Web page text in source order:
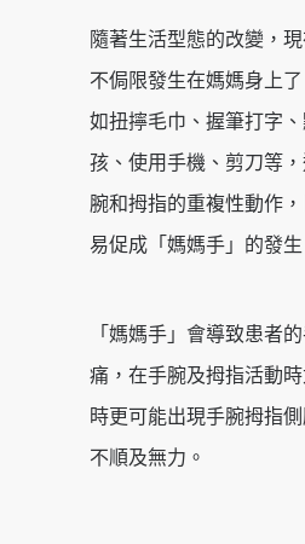
隨著生活型態的改變，
不侷限發生在媽媽身上
如扭擰毛巾、握筆打字
孩、使用手機、剪刀等
腕和拇指的重複性動作
易促成「媽媽手」的發生
「媽媽手」會導致患者
痛，在手腕及拇指活動
時更可能出現手腕拇指
不順及無力。